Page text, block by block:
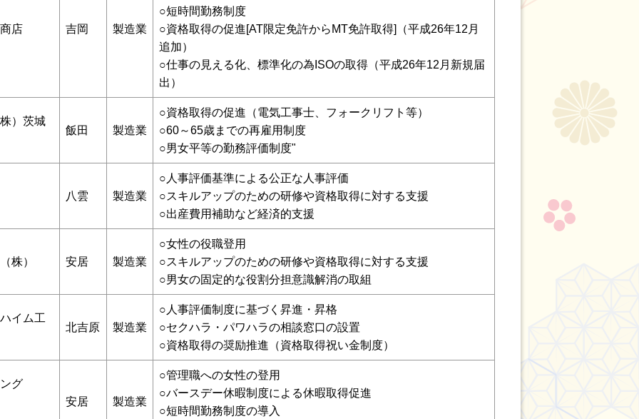
店 吉岡 製造業
○短時間勤務制度
○資格取得の促進[AT限定免許からMT免許取得]（平成26年12月
追加）
○仕事の見える化、標準化の為ISOの取得（平成26年12月新規届
出）
）茨城
飯田 製造業
○資格取得の促進（電気工事士、フォークリフト等）
○60～65歳までの再雇用制度
○男女平等の勤務評価制度"
八雲 製造業
○人事評価基準による公正な人事評価
○スキルアップのための研修や資格取得に対する支援
○出産費用補助など経済的支援
株） 安居 製造業
○女性の役職登用
○スキルアップのための研修や資格取得に対する支援
○男女の固定的な役割分担意識解消の取組
イム工
北吉原 製造業
○人事評価制度に基づく昇進・昇格
○セクハラ・パワハラの相談窓口の設置
○資格取得の奨励推進（資格取得祝い金制度）
グ
安居
製造業
○管理職への女性の登用
○バースデー休暇制度による休暇取得促進
○短時間勤務制度の導入